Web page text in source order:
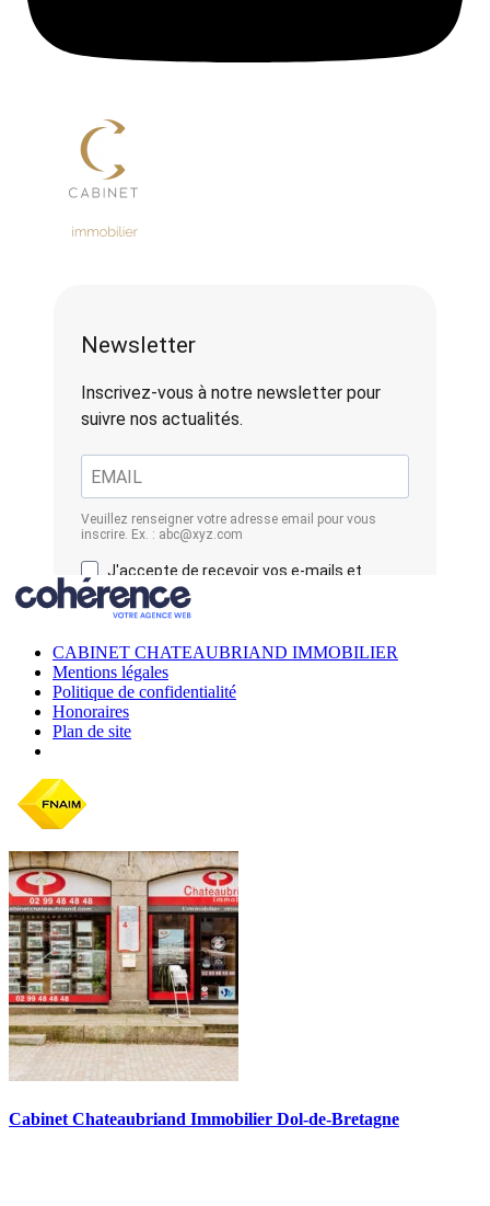
CABINET CHATEAUBRIAND IMMOBILIER
Mentions légales
Politique de confidentialité
Honoraires
Plan de site
Cabinet Chateaubriand Immobilier Dol-de-Bretagne